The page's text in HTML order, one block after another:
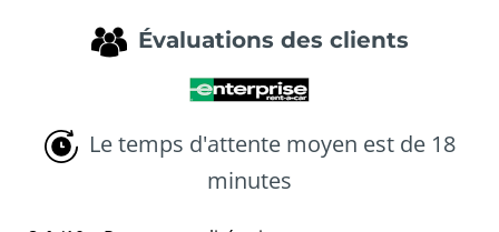
Évaluations des clients
Le temps d'attente moyen est de 18
minutes